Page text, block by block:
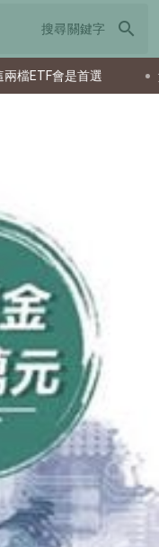
search
父親節送什麼最實